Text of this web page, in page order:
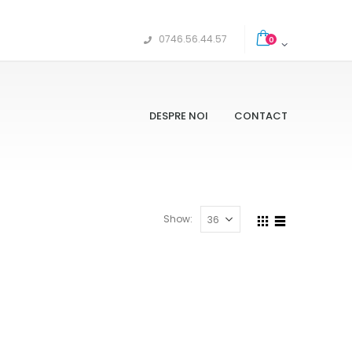
0746.56.44.57 0
DESPRE NOI CONTACT
Show: